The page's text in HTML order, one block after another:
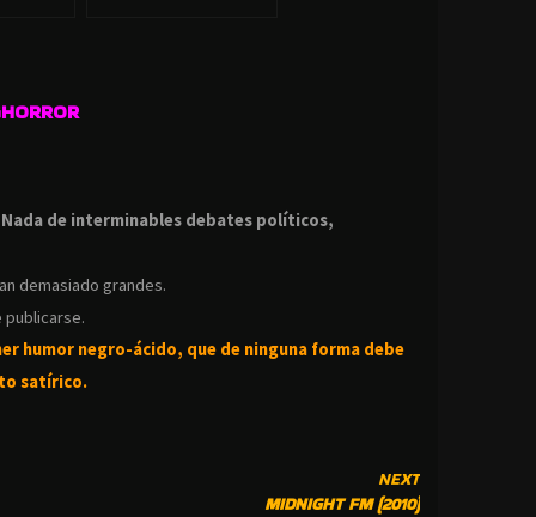
Nada de interminables debates políticos,
demasiado grandes.
publicarse.
humor negro-ácido, que de ninguna forma debe
satírico.
NEXT
MIDNIGHT FM (2010)